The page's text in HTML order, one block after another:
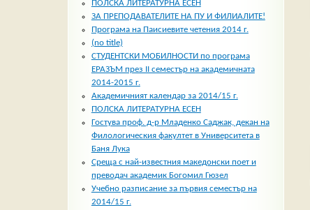
ПОЛСКА ЛИТЕРАТУРНА ЕСЕН
ЗА ПРЕПОДАВАТЕЛИТЕ НА ПУ И ФИЛИАЛИТЕ!
Програма на Паисиевите четения 2014 г.
(no title)
СТУДЕНТСКИ МОБИЛНОСТИ по програма
ЕРАЗЪМ през II семестър на академичната
2014-2015 г.
Академичният календар за 2014/15 г.
ПОЛСКА ЛИТЕРАТУРНА ЕСЕН
Гостува проф. д-р Младенко Саджак, декан на
Филологическия факултет в Университета в
Баня Лука
Среща с най-известния македонски поет и
преводач академик Богомил Гюзел
Учебно разписание за първия семестър на
2014/15 г.